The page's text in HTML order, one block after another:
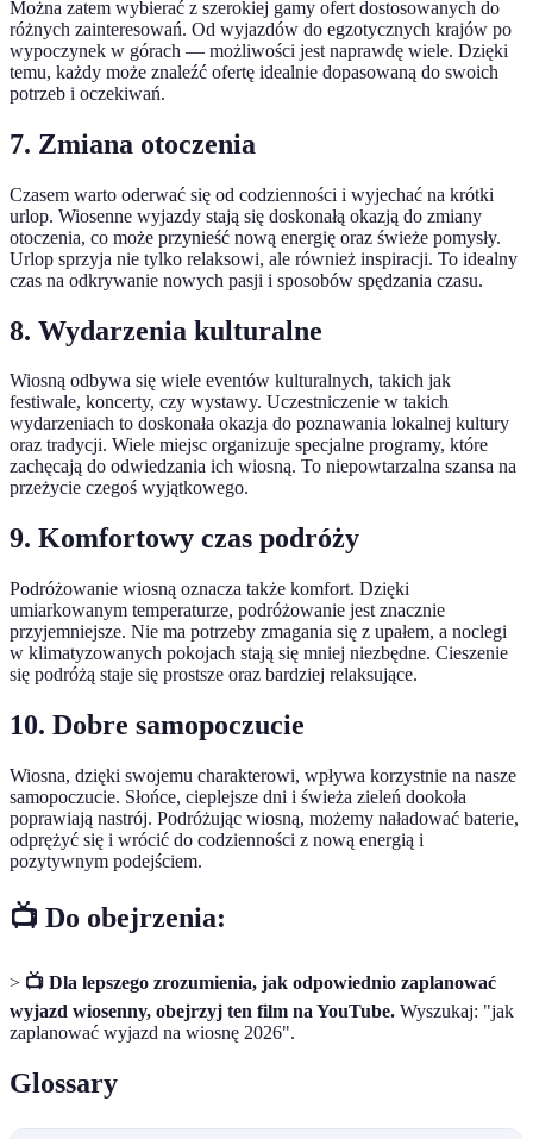
Można zatem wybierać z szerokiej gamy ofert dostosowanych do
różnych zainteresowań. Od wyjazdów do egzotycznych krajów po
wypoczynek w górach — możliwości jest naprawdę wiele. Dzięki
temu, każdy może znaleźć ofertę idealnie dopasowaną do swoich
potrzeb i oczekiwań.
7. Zmiana otoczenia
Czasem warto oderwać się od codzienności i wyjechać na krótki
urlop. Wiosenne wyjazdy stają się doskonałą okazją do zmiany
otoczenia, co może przynieść nową energię oraz świeże pomysły.
Urlop sprzyja nie tylko relaksowi, ale również inspiracji. To idealny
czas na odkrywanie nowych pasji i sposobów spędzania czasu.
8. Wydarzenia kulturalne
Wiosną odbywa się wiele eventów kulturalnych, takich jak
festiwale, koncerty, czy wystawy. Uczestniczenie w takich
wydarzeniach to doskonała okazja do poznawania lokalnej kultury
oraz tradycji. Wiele miejsc organizuje specjalne programy, które
zachęcają do odwiedzania ich wiosną. To niepowtarzalna szansa na
przeżycie czegoś wyjątkowego.
9. Komfortowy czas podróży
Podróżowanie wiosną oznacza także komfort. Dzięki
umiarkowanym temperaturze, podróżowanie jest znacznie
przyjemniejsze. Nie ma potrzeby zmagania się z upałem, a noclegi
w klimatyzowanych pokojach stają się mniej niezbędne. Cieszenie
się podróżą staje się prostsze oraz bardziej relaksujące.
10. Dobre samopoczucie
Wiosna, dzięki swojemu charakterowi, wpływa korzystnie na nasze
samopoczucie. Słońce, cieplejsze dni i świeża zieleń dookoła
poprawiają nastrój. Podróżując wiosną, możemy naładować baterie,
odprężyć się i wrócić do codzienności z nową energią i
pozytywnym podejściem.
📺 Do obejrzenia:
> 📺 Dla lepszego zrozumienia, jak odpowiednio zaplanować
wyjazd wiosenny, obejrzyj ten film na YouTube. Wyszukaj: "jak
zaplanować wyjazd na wiosnę 2026".
Glossary